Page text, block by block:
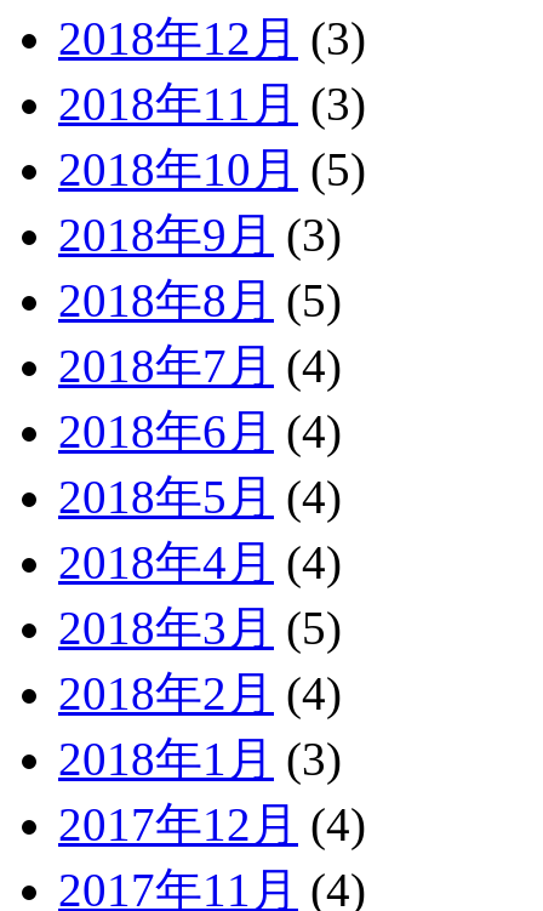
2018年12月 (3)
2018年11月 (3)
2018年10月 (5)
2018年9月 (3)
2018年8月 (5)
2018年7月 (4)
2018年6月 (4)
2018年5月 (4)
2018年4月 (4)
2018年3月 (5)
2018年2月 (4)
2018年1月 (3)
2017年12月 (4)
2017年11月 (4)